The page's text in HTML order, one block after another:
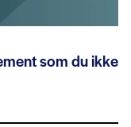
som du ikke